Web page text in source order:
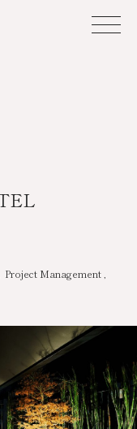
Project Management